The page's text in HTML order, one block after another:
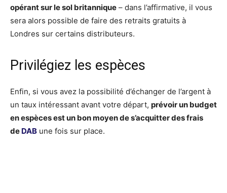
opérant sur le sol britannique – dans l’affirmative, il vous
sera alors possible de faire des retraits gratuits à
Londres sur certains distributeurs.
Privilégiez les espèces
Enfin, si vous avez la possibilité d’échanger de l’argent à
un taux intéressant avant votre départ, prévoir un budget
en espèces est un bon moyen de s’acquitter des frais
de DAB une fois sur place.